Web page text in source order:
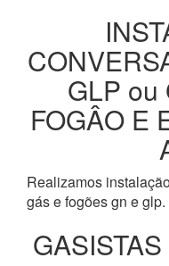
GLP ou
FOGÂO E
Realizamos
gás e fogões gn e glp.